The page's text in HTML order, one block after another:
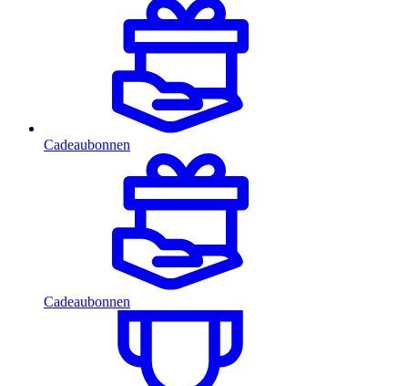
Cadeaubonnen
Cadeaubonnen